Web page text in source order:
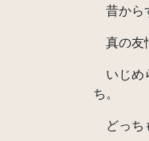
昔から
真の友
いじめ
ち。
どっち